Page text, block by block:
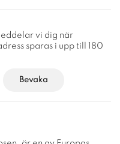
vi dig när
sparas i upp till 180
Bevaka